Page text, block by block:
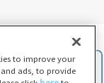
to improve your
ads, to provide